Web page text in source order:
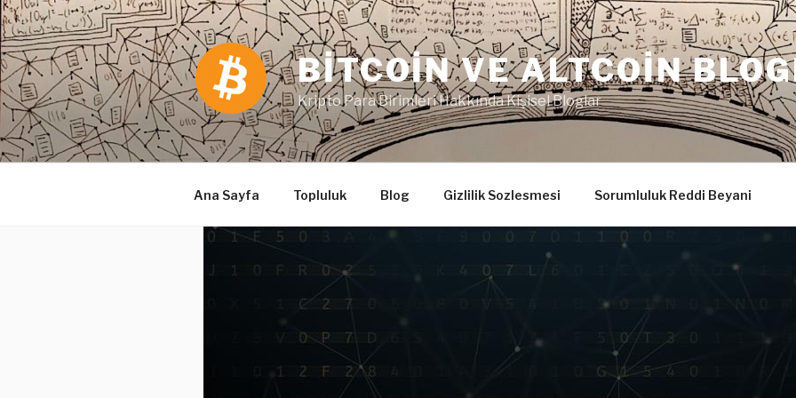
İçeriğe
geç
BITCOIN VE ALTCOIN
Kripto Para Birimleri Hakkında Kişisel Bloglar
Ana Sayfa Topluluk Blog Gizlilik Sozlesmesi Sorumluluk Reddi Beyani